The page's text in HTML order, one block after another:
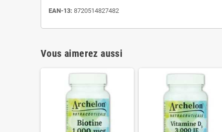
EAN-13: 8720514827482
Vous aimerez aussi